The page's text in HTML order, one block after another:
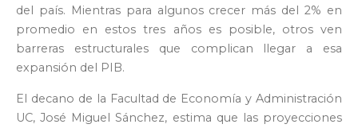
del país. Mientras para algunos crecer más del 2% en
promedio en estos tres años es posible, otros ven
barreras estructurales que complican llegar a esa
expansión del PIB.
El decano de la Facultad de Economía y Administración
UC, José Miguel Sánchez, estima que las proyecciones